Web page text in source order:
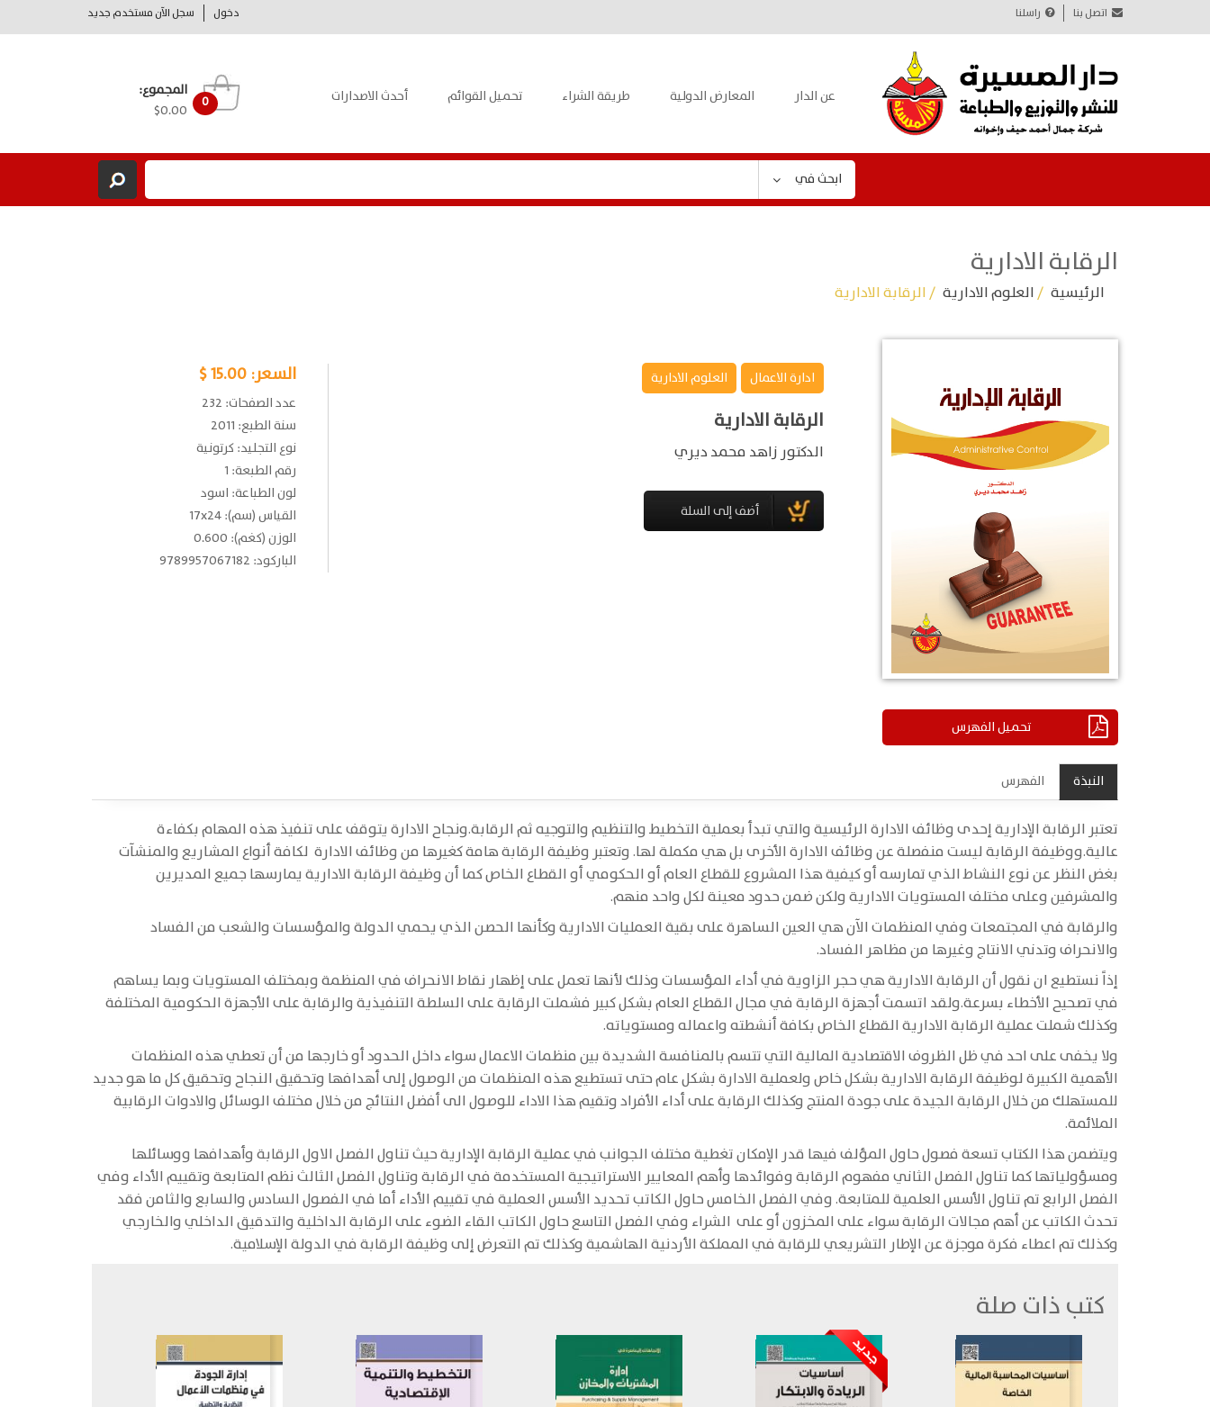
دخول سجل الآن مستخدم جديد اتصل بنا راسلنا
عن الدار المعارض الدولية طريقة الشراء تحميل القوائم أحدث الاصدارات 0
المجموع:
$0.00
ابحث في
الرقابة الادارية
الرئيسية /العلوم الادارية / الرقابة الادارية
تحميل الفهرس
ادارة الاعمال العلوم الادارية
الرقابة الادارية
الدكتور زاهد محمد ديري
السعر:15.00 $
عدد الصفحات: 232
سنة الطبع: 2011
نوع التجليد: كرتونية
رقم الطبعة: 1
لون الطباعة: اسود
القياس (سم): 17x24
الوزن (كغم): 0.600
الباركود: 9789957067182
النبذة الفهرس
تعتبر الرقابة الإدارية إحدى وظائف الادارة الرئيسية والتي تبدأ بعملية التخطيط والتنظيم والتوجيه ثم الرقابة.ونجاح الادارة يتوقف على تنفيذ هذه المهام بكفاءة
عالية.ووظيفة الرقابة ليست منفصلة عن وظائف الادارة الأخرى بل هي مكملة لها. وتعتبر وظيفة الرقابة هامة كغيرها من وظائف الادارة لكافة أنواع المشاريع والمنشآت
بغض النظر عن نوع النشاط الذي تمارسه أو كيفية هذا المشروع للقطاع العام أو الحكومي أو القطاع الخاص كما أن وظيفة الرقابة الادارية يمارسها جميع المديرين
والمشرفين وعلى مختلف المستويات الادارية ولكن ضمن حدود معينة لكل واحد منهم.
والرقابة في المجتمعات وفي المنظمات الآن هي العين الساهرة على بقية العمليات الادارية وكأنها الحصن الذي يحمي الدولة والمؤسسات والشعب من الفساد
والانحراف وتدني الانتاج وغيرها من مظاهر الفساد.
إذاً نستطيع ان نقول أن الرقابة الادارية هي حجر الزاوية في أداء المؤسسات وذلك لأنها تعمل على إظهار نقاط الانحراف في المنظمة وبمختلف المستويات وبما يساهم
في تصحيح الأخطاء بسرعة.ولقد اتسمت أجهزة الرقابة في مجال القطاع العام بشكل كبير فشملت الرقابة على السلطة التنفيذية والرقابة على الأجهزة الحكومية المختلفة
وكذلك شملت عملية الرقابة الادارية القطاع الخاص بكافة أنشطته واعماله ومستوياته.
ولا يخفى على احد في ظل الظروف الاقتصادية المالية التي تتسم بالمنافسة الشديدة بين منظمات الاعمال سواء داخل الحدود أو خارجها من أن تعطي هذه المنظمات
الأهمية الكبيرة لوظيفة الرقابة الادارية بشكل خاص ولعملية الادارة بشكل عام حتى تستطيع هذه المنظمات من الوصول إلى أهدافها وتحقيق النجاح وتحقيق كل ما هو جديد
للمستهلك من خلال الرقابة الجيدة على جودة المنتج وكذلك الرقابة على أداء الأفراد وتقيم هذا الاداء للوصول الى أفضل النتائج من خلال مختلف الوسائل والادوات الرقابية
الملائمة.
ويتضمن هذا الكتاب تسعة فصول حاول المؤلف فيها قدر الإمكان تغطية مختلف الجوانب في عملية الرقابة الإدارية حيث تناول الفصل الاول الرقابة وأهدافها ووسائلها
ومسؤولياتها كما تناول الفصل الثاني مفهوم الرقابة وفوائدها وأهم المعايير الاستراتيجية المستخدمة في الرقابة وتناول الفصل الثالث نظم المتابعة وتقييم الأداء وفي
الفصل الرابع تم تناول الأسس العلمية للمتابعة. وفي الفصل الخامس حاول الكاتب تحديد الأسس العملية في تقييم الأداء أما في الفصول السادس والسابع والثامن فقد
تحدث الكاتب عن أهم مجالات الرقابة سواء على المخزون أو على الشراء وفي الفصل التاسع حاول الكاتب القاء الضوء على الرقابة الداخلية والتدقيق الداخلي والخارجي
وكذلك تم اعطاء فكرة موجزة عن الإطار التشريعي للرقابة في المملكة الأردنية الهاشمية وكذلك تم التعرض إلى وظيفة الرقابة في الدولة الإسلامية.
كتب ذات صلة